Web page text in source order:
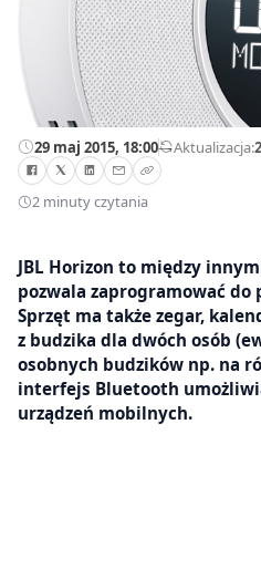
29 maj 2015, 18:00—Aktualizacja:
2 minuty czytania
JBL Horizon to między
pozwala zaprogramować
Sprzęt ma także zegar,
z budzika dla dwóch osób
osobnych budzików np. na
interfejs Bluetooth
urządzeń mobilnych.